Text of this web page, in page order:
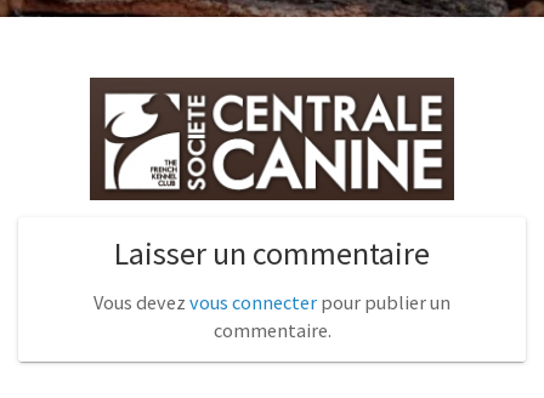
Laisser un commentaire
Vous devez vous connecter pour publier un
commentaire.